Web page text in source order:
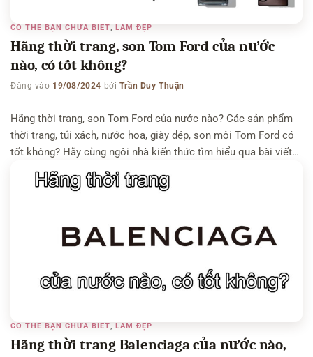
CÓ THỂ BẠN CHƯA BIẾT, LÀM ĐẸP
Hãng thời trang, son Tom Ford của nước
nào, có tốt không?
Đăng vào 19/08/2024 bởi Trần Duy Thuận
Hãng thời trang, son Tom Ford của nước nào? Các sản phẩm
thời trang, túi xách, nước hoa, giày dép, son môi Tom Ford có
tốt không? Hãy cùng ngôi nhà kiến thức tìm hiểu qua bài viết
này nhé. Có thể bạn quan tâm: Hãng thời trang, đồng hồ Guess
của nước nào – Hãng thời […]
CÓ THỂ BẠN CHƯA BIẾT, LÀM ĐẸP
Hãng thời trang Balenciaga của nước nào,